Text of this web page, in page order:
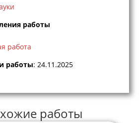
работы
работа
работы: 24.11.2025
работы